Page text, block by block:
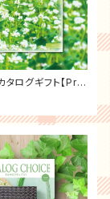
タログギフト【Pre
ンテージ】「ジ
お返し 内祝い 香典
引出物 グルメ 出
ゼント カタログギ